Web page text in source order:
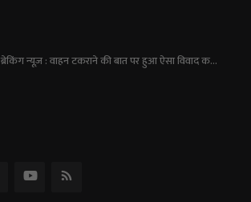
ब्रेकिंग न्यूज़ : वाहन टकराने की बात पर हुआ ऐसा विवाद क...